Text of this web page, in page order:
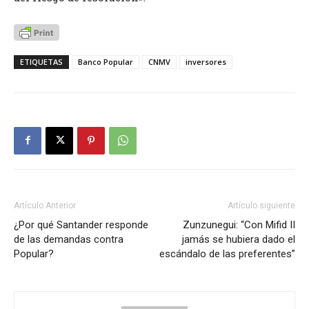
ETIQUETAS Banco Popular CNMV inversores
Artículo Anterior
¿Por qué Santander responde
de las demandas contra
Popular?
Artículo siguiente
Zunzunegui: “Con Mifid II
jamás se hubiera dado el
escándalo de las preferentes”